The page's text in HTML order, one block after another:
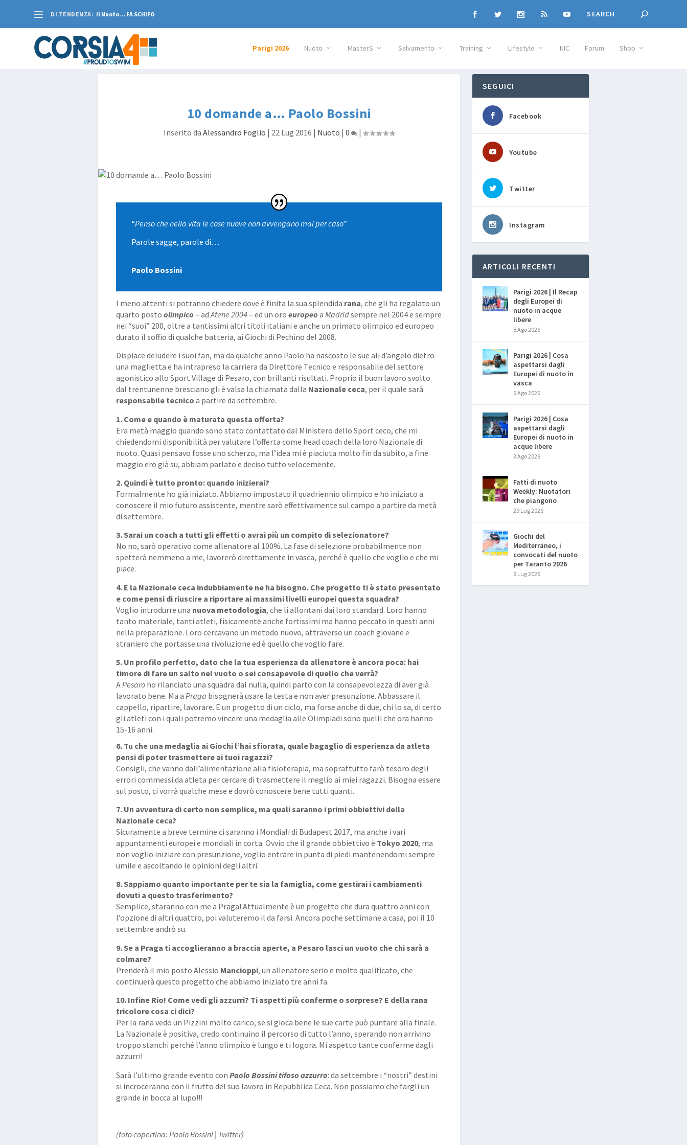
DI TENDENZA: Il Nuoto… FA SCHIFO
Parigi 2026 Nuoto MasterS Salvamento Training Lifestyle NIC Forum Shop
10 domande a… Paolo Bossini
Inserito da Alessandro Foglio | 22 Lug 2016 | Nuoto | 0 |
“Penso che nella vita le cose nuove non avvengano mai per caso”
Parole sagge, parole di…
Paolo Bossini
I meno attenti si potranno chiedere dove è finita la sua splendida rana, che gli ha regalato un
quarto postoolimpico– adAtene 2004– ed un oroeuropeo aMadridsempre nel 2004 e sempre
nei “suoi” 200, oltre a tantissimi altri titoli italiani e anche un primato olimpico ed europeo
durato il soffio di qualche batteria, ai Giochi di Pechino del 2008.
Dispiace deludere i suoi fan, ma da qualche anno Paolo ha nascosto le sue ali d’angelo dietro
una maglietta e ha intrapreso la carriera da Direttore Tecnico e responsabile del settore
agonistico allo Sport Village di Pesaro, con brillanti risultati. Proprio il buon lavoro svolto
dal trentunenne bresciano gli è valsa la chiamata dalla Nazionale ceca, per il quale sarà
responsabile tecnico a partire da settembre.
1. Come e quando è maturata questa offerta?
Era metà maggio quando sono stato contattato dal Ministero dello Sport ceco, che mi
chiedendomi disponibilità per valutare l’offerta come head coach della loro Nazionale di
nuoto. Quasi pensavo fosse uno scherzo, ma l’idea mi è piaciuta molto fin da subito, a fine
maggio ero già su, abbiam parlato e deciso tutto velocemente.
2. Quindi è tutto pronto: quando inizierai?
Formalmente ho già iniziato. Abbiamo impostato il quadriennio olimpico e ho iniziato a
conoscere il mio futuro assistente, mentre sarò effettivamente sul campo a partire da metà
di settembre.
3. Sarai un coach a tutti gli effetti o avrai più un compito di selezionatore?
No no, sarò operativo come allenatore al 100%. La fase di selezione probabilmente non
spetterà nemmeno a me, lavorerò direttamente in vasca, perché è quello che voglio e che mi
piace.
4. E la Nazionale ceca indubbiamente ne ha bisogno. Che progetto ti è stato presentato
e come pensi di riuscire a riportare ai massimi livelli europei questa squadra?
Voglio introdurre una nuova metodologia, che li allontani dai loro standard. Loro hanno
tanto materiale, tanti atleti, fisicamente anche fortissimi ma hanno peccato in questi anni
nella preparazione. Loro cercavano un metodo nuovo, attraverso un coach giovane e
straniero che portasse una rivoluzione ed è quello che voglio fare.
5. Un profilo perfetto, dato che la tua esperienza da allenatore è ancora poca: hai
timore di fare un salto nel vuoto o sei consapevole di quello che verrà?
APesaro ho rilanciato una squadra dal nulla, quindi parto con la consapevolezza di aver già
lavorato bene. Ma aPraga bisognerà usare la testa e non aver presunzione. Abbassare il
cappello, ripartire, lavorare. E un progetto di un ciclo, ma forse anche di due, chi lo sa, di certo
gli atleti con i quali potremo vincere una medaglia alle Olimpiadi sono quelli che ora hanno
15-16 anni.
6. Tu che una medaglia ai Giochi l’hai sfiorata, quale bagaglio di esperienza da atleta
pensi di poter trasmettere ai tuoi ragazzi?
Consigli, che vanno dall’alimentazione alla fisioterapia, ma soprattutto farò tesoro degli
errori commessi da atleta per cercare di trasmettere il meglio ai miei ragazzi. Bisogna essere
sul posto, ci vorrà qualche mese e dovrò conoscere bene tutti quanti.
7. Un avventura di certo non semplice, ma quali saranno i primi obbiettivi della
Nazionale ceca?
Sicuramente a breve termine ci saranno i Mondiali di Budapest 2017, ma anche i vari
appuntamenti europei e mondiali in corta. Ovvio che il grande obbiettivo è Tokyo 2020, ma
non voglio iniziare con presunzione, voglio entrare in punta di piedi mantenendomi sempre
umile e ascoltando le opinioni degli altri.
8. Sappiamo quanto importante per te sia la famiglia, come gestirai i cambiamenti
dovuti a questo trasferimento?
Semplice, staranno con me a Praga! Attualmente è un progetto che dura quattro anni con
l’opzione di altri quattro, poi valuteremo il da farsi. Ancora poche settimane a casa, poi il 10
settembre andrò su.
9. Se a Praga ti accoglieranno a braccia aperte, a Pesaro lasci un vuoto che chi sarà a
colmare?
Prenderà il mio posto Alessio Mancioppi, un allenatore serio e molto qualificato, che
continuerà questo progetto che abbiamo iniziato tre anni fa.
10. Infine Rio! Come vedi gli azzurri? Ti aspetti più conferme o sorprese? E della rana
tricolore cosa ci dici?
Per la rana vedo un Pizzini molto carico, se si gioca bene le sue carte può puntare alla finale.
La Nazionale è positiva, credo continuino il percorso di tutto l’anno, sperando non arrivino
troppo stanchi perché l’anno olimpico è lungo e ti logora. Mi aspetto tante conferme dagli
azzurri!
Sarà l’ultimo grande evento conPaolo Bossini tifoso azzurro: da settembre i “nostri” destini
si incroceranno con il frutto del suo lavoro in Repubblica Ceca. Non possiamo che fargli un
grande in bocca al lupo!!!
(foto copertina: Paolo Bossini | Twitter)
SEGUICI
Facebook
Youtube
Twitter
Instagram
ARTICOLI RECENTI
Parigi 2026 | Il Recap
degli Europei di
nuoto in acque
libere
8 Ago 2026
Parigi 2026 | Cosa
aspettarsi dagli
Europei di nuoto in
vasca
6 Ago 2026
Parigi 2026 | Cosa
aspettarsi dagli
Europei di nuoto in
acque libere
3 Ago 2026
Fatti di nuoto
Weekly: Nuotatori
che piangono
29 Lug 2026
Giochi del
Mediterraneo, i
convocati del nuoto
per Taranto 2026
9 Lug 2026